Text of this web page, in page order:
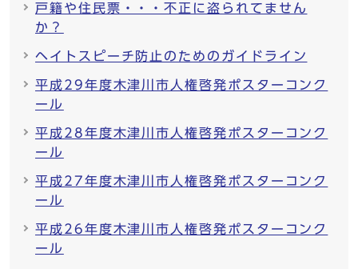
戸籍や住民票・・・不正に盗られてません
か？
ヘイトスピーチ防止のためのガイドライン
平成29年度木津川市人権啓発ポスターコンク
ール
平成28年度木津川市人権啓発ポスターコンク
ール
平成27年度木津川市人権啓発ポスターコンク
ール
平成26年度木津川市人権啓発ポスターコンク
ール